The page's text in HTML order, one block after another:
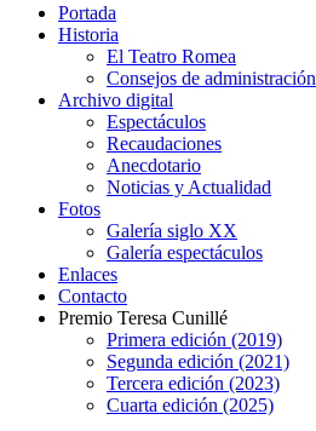
Portada
Historia
El Teatro Romea
Consejos de administración
Archivo digital
Espectáculos
Recaudaciones
Anecdotario
Noticias y Actualidad
Fotos
Galería siglo XX
Galería espectáculos
Enlaces
Contacto
Premio Teresa Cunillé
Primera edición (2019)
Segunda edición (2021)
Tercera edición (2023)
Cuarta edición (2025)